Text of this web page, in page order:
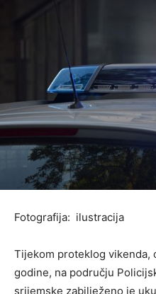
Fotografija: ilustracija
Tijekom proteklog vikenda,
godine, na području
srijemske zabilježeno je